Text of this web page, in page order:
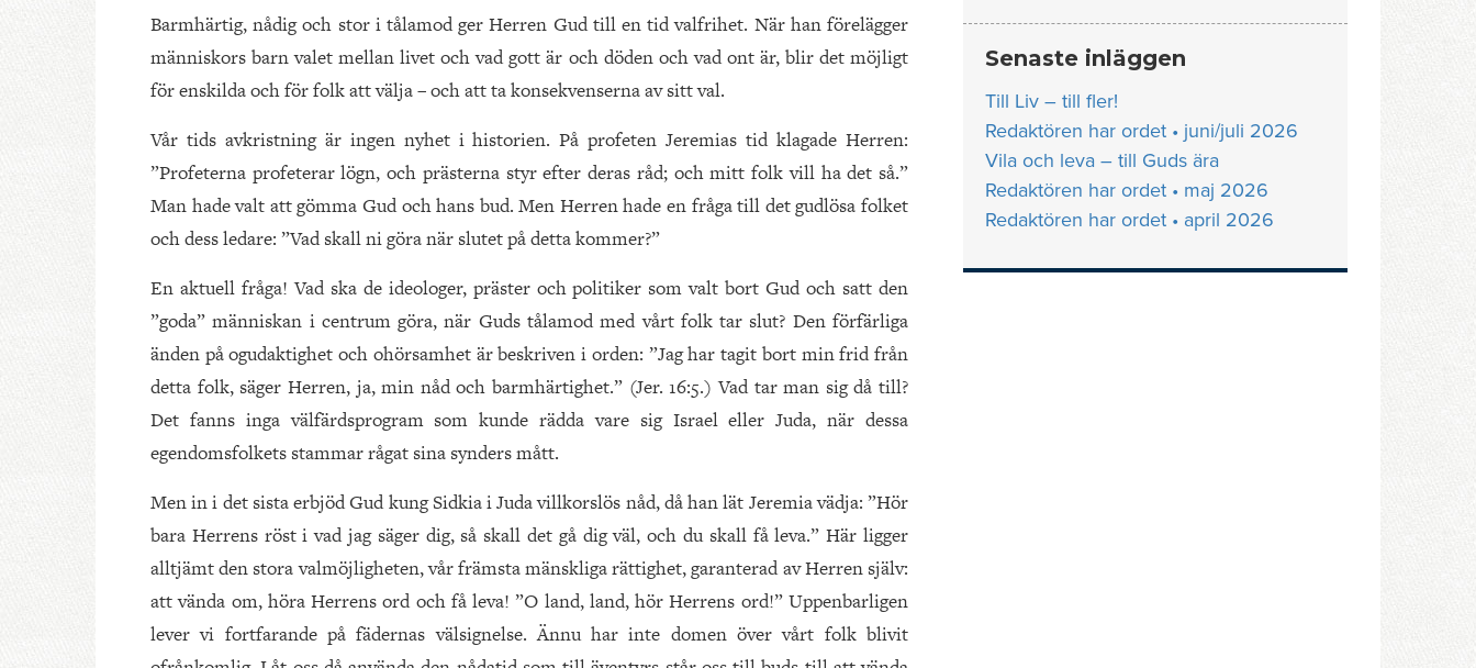
Barmhärtig, nådig och stor i tålamod ger Herren Gud till en tid valfrihet. När han förelägger
människors barn valet mellan livet och vad gott är och döden och vad ont är, blir det möjligt
för enskilda och för folk att välja – och att ta konsekvenserna av sitt val.
Vår tids avkristning är ingen nyhet i historien. På profeten Jeremias tid klagade Herren:
”Profeterna profeterar lögn, och prästerna styr efter deras råd; och mitt folk vill ha det så.”
Man hade valt att gömma Gud och hans bud. Men Herren hade en fråga till det gudlösa folket
och dess ledare: ”Vad skall ni göra när slutet på detta kommer?”
En aktuell fråga! Vad ska de ideologer, präster och politiker som valt bort Gud och satt den
”goda” människan i centrum göra, när Guds tålamod med vårt folk tar slut? Den förfärliga
änden på ogudaktighet och ohörsamhet är beskriven i orden: ”Jag har tagit bort min frid från
detta folk, säger Herren, ja, min nåd och barmhärtighet.” (Jer. 16:5.) Vad tar man sig då till?
Det fanns inga välfärdsprogram som kunde rädda vare sig Israel eller Juda, när dessa
egendomsfolkets stammar rågat sina synders mått.
Men in i det sista erbjöd Gud kung Sidkia i Juda villkorslös nåd, då han lät Jeremia vädja: ”Hör
bara Herrens röst i vad jag säger dig, så skall det gå dig väl, och du skall få leva.” Här ligger
alltjämt den stora valmöjligheten, vår främsta mänskliga rättighet, garanterad av Herren själv:
att vända om, höra Herrens ord och få leva! ”O land, land, hör Herrens ord!” Uppenbarligen
lever vi fortfarande på fädernas välsignelse. Ännu har inte domen över vårt folk blivit
Senaste inläggen
Till Liv – till fler!
Redaktören har ordet • juni/juli 2026
Vila och leva – till Guds ära
Redaktören har ordet • maj 2026
Redaktören har ordet • april 2026